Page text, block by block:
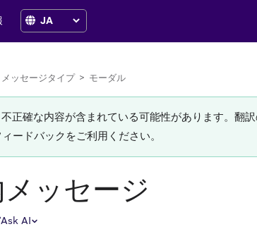
メッセージタイプ> モーダル
正確な内容が含まれている可能性があります。翻
ードバックをご利用ください。
ッセージ
Ask AI